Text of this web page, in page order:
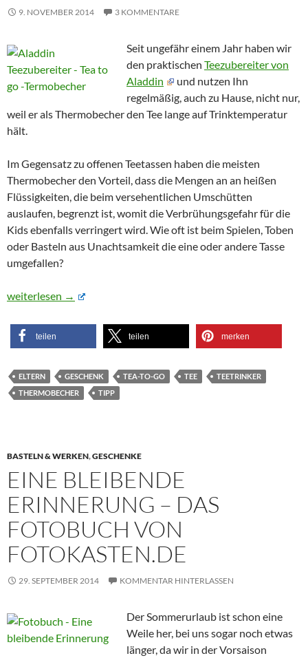
9. NOVEMBER 2014 3 KOMMENTARE
Seit ungefähr einem Jahr haben wir
den praktischen Teezubereiter von
Aladdin
und nutzen Ihn
regelmäßig, auch zu Hause, nicht nur,
weil er als Thermobecher den Tee lange auf Trinktemperatur
hält.
Im Gegensatz zu offenen Teetassen haben die meisten
Thermobecher den Vorteil, dass die Mengen an an heißen
Flüssigkeiten, die beim versehentlichen Umschütten
auslaufen, begrenzt ist, womit die Verbrühungsgefahr für die
Kids ebenfalls verringert wird. Wie oft ist beim Spielen, Toben
oder Basteln aus Unachtsamkeit die eine oder andere Tasse
umgefallen?
Teezubereiter von Aladdin – Nicht nur für gestresste Eltern ein
weiterlesen →
teilen teilen merken
ELTERN GESCHENK TEA-TO-GO TEE
TEETRINKER
THERMOBECHER
TIPP
BASTELN & WERKEN,GESCHENKE
EINE BLEIBENDE
ERINNERUNG – DAS
FOTOBUCH VON
FOTOKASTEN.DE
29. SEPTEMBER 2014 KOMMENTAR HINTERLASSEN
Der Sommerurlaub ist schon eine
Weile her, bei uns sogar noch etwas
länger, da wir in der Vorsaison